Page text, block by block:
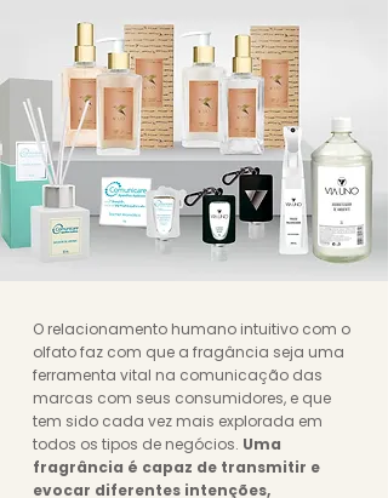
O relacionamento humano intuitivo com o
olfato faz com que a fragância seja uma
ferramenta vital na comunicação das
marcas com seus consumidores, e que
tem sido cada vez mais explorada em
todos os tipos de negócios. Uma
fragrância é capaz de transmitir e
evocar diferentes intenções,